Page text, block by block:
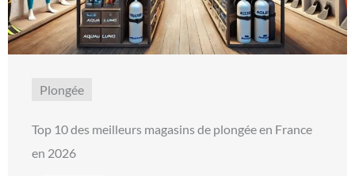
Plongée
Top 10 des meilleurs magasins de plongée en France
en 2026